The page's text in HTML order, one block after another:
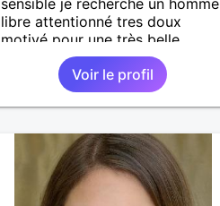
libre attentionné tres doux
motivé pour une très belle
longue histoire sérieuse et
Voir le profil